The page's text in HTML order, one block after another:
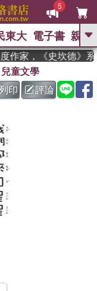
5
GO
、 The Odyssey
歷史是一群喵 、 暑期
克獎 臺灣漫遊錄、 方
東大 電子書 親子
家，《史坎德》系
兒童文學
印
評論